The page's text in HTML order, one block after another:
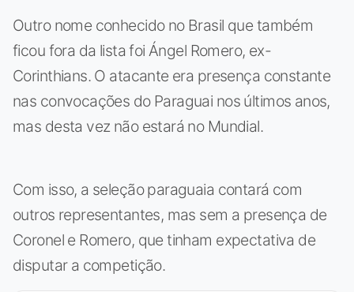
Outro nome conhecido no Brasil que também
ficou fora da lista foi Ángel Romero, ex-
Corinthians. O atacante era presença constante
nas convocações do Paraguai nos últimos anos,
mas desta vez não estará no Mundial.
Com isso, a seleção paraguaia contará com
outros representantes, mas sem a presença de
Coronel e Romero, que tinham expectativa de
disputar a competição.